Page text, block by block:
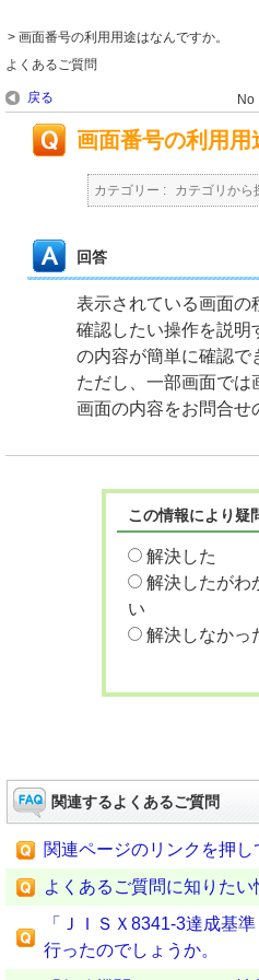
> 画面番号の利用用途はなんですか。
よくあるご質問
戻る No
画面番号の利用用
カテゴリー : カテゴリから
回答
表示されている画面の
確認したい操作を説明
の内容が簡単に確認で
ただし、一部画面では
画面の内容をお問合せ
この情報により疑
解決した
解決したがわ
い
解決しなかっ
関連するよくあるご質問
関連ページのリンクを押し
よくあるご質問に知りた
「ＪＩＳＸ8341-3達成基
行ったのでしょうか。